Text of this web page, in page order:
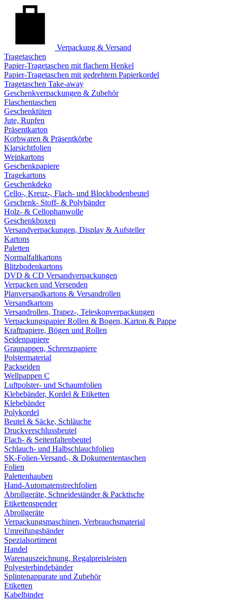
Verpackung & Versand
Tragetaschen
Papier-Tragetaschen mit flachem Henkel
Papier-Tragetaschen mit gedrehtem Papierkordel
Tragetaschen Take-away
Geschenkverpackungen & Zubehör
Flaschentaschen
Geschenktüten
Jute, Rupfen
Präsentkarton
Korbwaren & Präsentkörbe
Klarsichtfolien
Weinkartons
Geschenkpapiere
Tragekartons
Geschenkdeko
Cello-, Kreuz-, Flach- und Blockbodenbeutel
Geschenk- Stoff- & Polybänder
Holz- & Cellophanwolle
Geschenkboxen
Versandverpackungen, Display & Aufsteller
Kartons
Paletten
Normalfaltkartons
Blitzbodenkartons
DVD & CD Versandverpackungen
Verpacken und Versenden
Planversandkartons & Versandrollen
Versandkartons
Versandrollen, Trapez-, Teleskopverpackungen
Verpackungspapier Rollen & Bogen, Karton & Pappe
Kraftpapiere, Bögen und Rollen
Seidenpapiere
Graupappen, Schrenzpapiere
Polstermaterial
Packseiden
Wellpappen C
Luftpolster- und Schaumfolien
Klebebänder, Kordel & Etiketten
Klebebänder
Polykordel
Beutel & Säcke, Schläuche
Druckverschlussbeutel
Flach- & Seitenfaltenbeutel
Schlauch- und Halbschlauchfolien
SK-Folien-Versand-, & Dokumententaschen
Folien
Palettenhauben
Hand-Automatenstrechfolien
Abrollgeräte, Schneideständer & Packtische
Etikettenspender
Abrollgeräte
Verpackungsmaschinen, Verbrauchsmaterial
Umreifungsbänder
Spezialsortiment
Handel
Warenauszeichnung, Regalpreisleisten
Polyesterbindebänder
Splintenapparate und Zubehör
Etiketten
Kabelbinder